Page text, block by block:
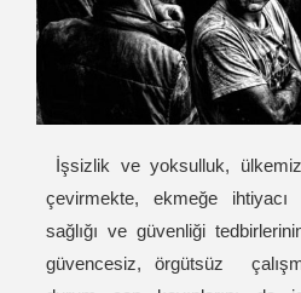
İşsizlik ve yoksulluk,
çevirmekte, ekmeğe ihtiyacı
sağlığı ve güvenliği
güvencesiz, örgütsüz